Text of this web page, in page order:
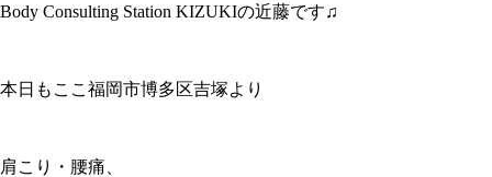
Body Consulting Station KIZUKIの近藤です♫
本日もここ福岡市博多区吉塚より
肩こり・腰痛、